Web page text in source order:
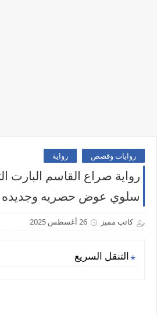
روايات وقصص رواية
رواية صراع القاسم البارت
سلوي عوض حصريه وجديده
كاتب مميز 26 أغسطس 2025
التنقل السريع